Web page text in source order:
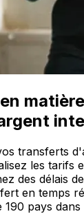
transferts
les tarifs
des délais
en temps
pays dans